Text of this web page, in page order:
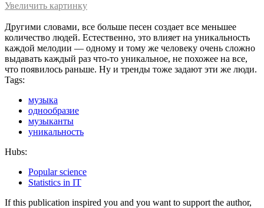
Увеличить картинку
Другими словами, все больше песен создает все меньшее
количество людей. Естественно, это влияет на уникальность
каждой мелодии — одному и тому же человеку очень сложно
выдавать каждый раз что-то уникальное, не похожее на все,
что появилось раньше. Ну и тренды тоже задают эти же люди.
Tags:
музыка
однообразие
музыканты
уникальность
Hubs:
Popular science
Statistics in IT
If this publication inspired you and you want to support the author,